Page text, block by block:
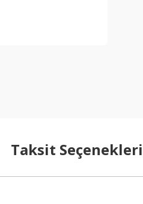
Taksit Seçenekleri